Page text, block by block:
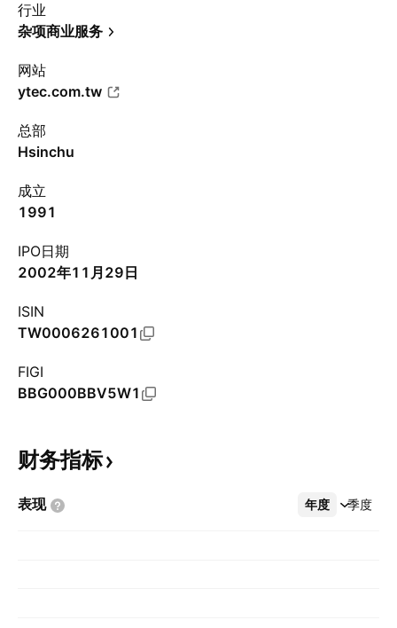
行业
杂项商业服务
网站
ytec.com.tw
总部
Hsinchu
成立
1991
IPO日期
2002年11月29日
ISIN
TW0006261001
FIGI
BBG000BBV5W1
财务指标
表现 年度 季度
更多